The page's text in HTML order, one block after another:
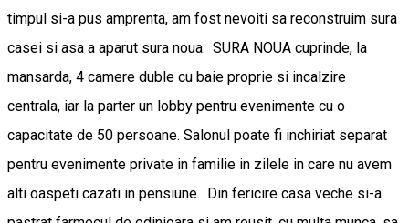
timpul si-a pus amprenta, am fost nevoiti sa reconstruim sura
casei si asa a aparut sura noua. SURA NOUA cuprinde, la
mansarda, 4 camere duble cu baie proprie si incalzire
centrala, iar la parter un lobby pentru evenimente cu o
capacitate de 50 persoane. Salonul poate fi inchiriat separat
pentru evenimente private in familie in zilele in care nu avem
alti oaspeti cazati in pensiune. Din fericire casa veche si-a